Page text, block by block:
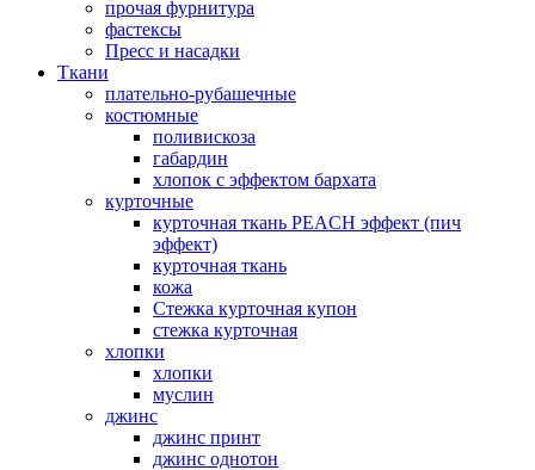
прочая фурнитура
фастексы
Пресс и насадки
Ткани
плательно-рубашечные
костюмные
поливискоза
габардин
хлопок с эффектом бархата
курточные
курточная ткань PEACH эффект (пич
эффект)
курточная ткань
кожа
Стежка курточная купон
стежка курточная
хлопки
хлопки
муслин
джинс
джинс принт
джинс однотон